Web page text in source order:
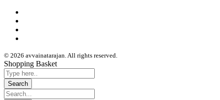
© 2026 avvainatarajan. All rights reserved.
Shopping Basket